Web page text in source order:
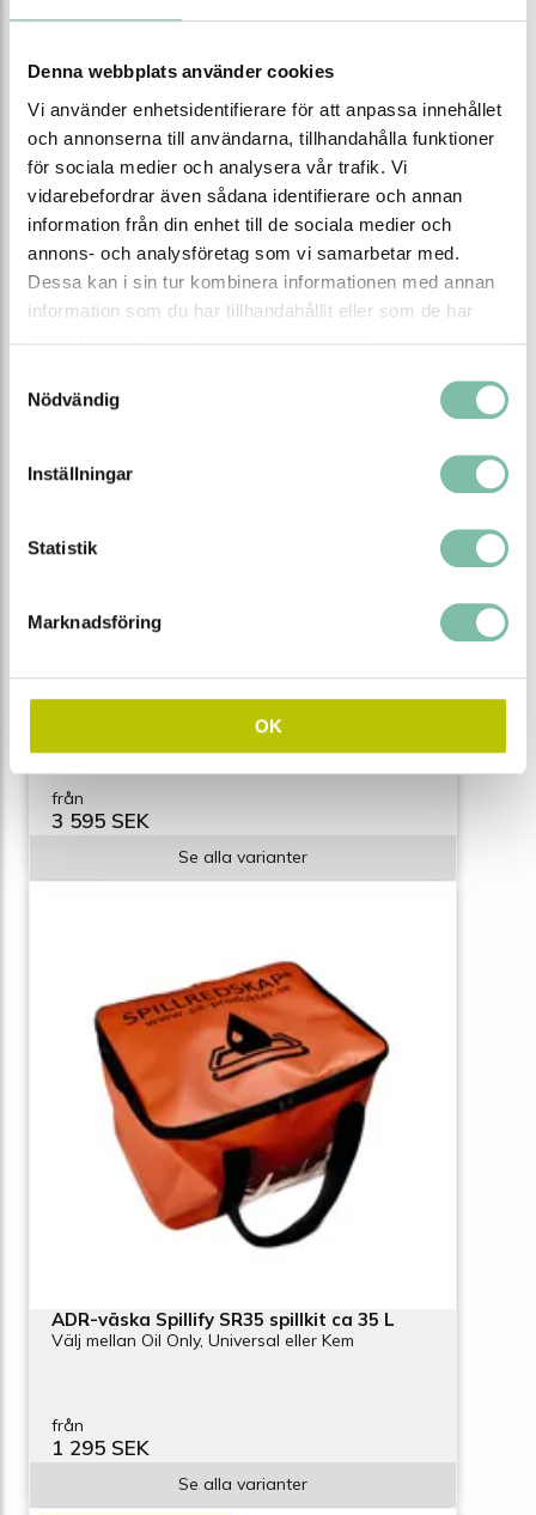
Denna webbplats använder cookies
Vi använder enhetsidentifierare för att anpassa innehållet
och annonserna till användarna, tillhandahålla funktioner
för sociala medier och analysera vår trafik. Vi
vidarebefordrar även sådana identifierare och annan
information från din enhet till de sociala medier och
annons- och analysföretag som vi samarbetar med.
Dessa kan i sin tur kombinera informationen med annan
information som du har tillhandahållit eller som de har
Nödvändig
Inställningar
Statistik
Marknadsföring
OK
Tipsa Ring oss
Ladda ner produktblad
Relaterade produkter
från
3 595 SEK
Se alla varianter
ADR-väska Spillify SR35 spillkit ca 35 L
Välj mellan Oil Only, Universal eller Kem
från
1 295 SEK
Se alla varianter